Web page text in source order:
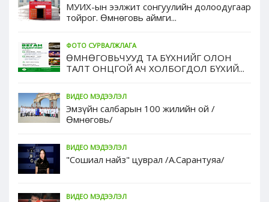
МУИХ-ын ээлжит сонгуулийн долоодугаар
тойрог. Өмнөговь аймги...
ФОТО СУРВАЛЖЛАГА
ӨМНӨГОВЬЧУУД ТА БҮХНИЙГ ОЛОН
ТАЛТ ОНЦГОЙ АЧ ХОЛБОГДОЛ БҮХИЙ...
ВИДЕО МЭДЭЭЛЭЛ
Эмзүйн салбарын 100 жилийн ой /
Өмнөговь/
ВИДЕО МЭДЭЭЛЭЛ
"Сошиал найз" цуврал /А.Сарантуяа/
ВИДЕО МЭДЭЭЛЭЛ